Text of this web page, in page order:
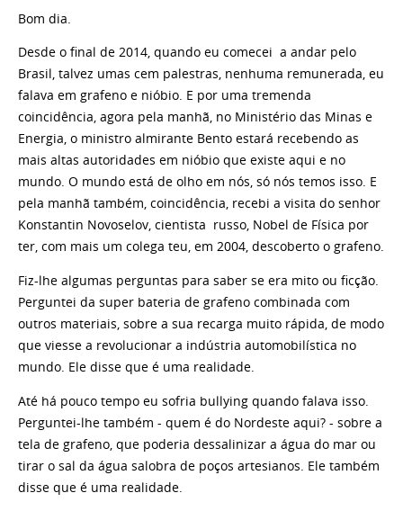
Bom dia.
Desde o final de 2014, quando eu comecei a andar pelo
Brasil, talvez umas cem palestras, nenhuma remunerada, eu
falava em grafeno e nióbio. E por uma tremenda
coincidência, agora pela manhã, no Ministério das Minas e
Energia, o ministro almirante Bento estará recebendo as
mais altas autoridades em nióbio que existe aqui e no
mundo. O mundo está de olho em nós, só nós temos isso. E
pela manhã também, coincidência, recebi a visita do senhor
Konstantin Novoselov, cientista russo, Nobel de Física por
ter, com mais um colega teu, em 2004, descoberto o grafeno.
Fiz-lhe algumas perguntas para saber se era mito ou ficção.
Perguntei da super bateria de grafeno combinada com
outros materiais, sobre a sua recarga muito rápida, de modo
que viesse a revolucionar a indústria automobilística no
mundo. Ele disse que é uma realidade.
Até há pouco tempo eu sofria bullying quando falava isso.
Perguntei-lhe também - quem é do Nordeste aqui? - sobre a
tela de grafeno, que poderia dessalinizar a água do mar ou
tirar o sal da água salobra de poços artesianos. Ele também
disse que é uma realidade.